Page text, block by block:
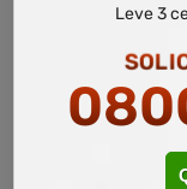
Primeiros Passos
Leve 3